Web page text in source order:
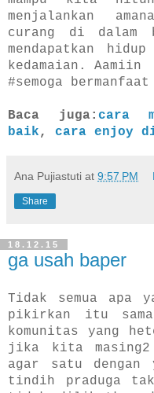
menjalankan
curang di dalam
mendapatkan
kedamaian. Aamiin
#semoga bermanfaat
Baca juga: cara
baik, cara enjoy
Ana Pujiastuti at 9:57 PM
Share
18.12.15
ga usah baper
Tidak semua apa
pikirkan itu
komunitas yang
jika kita masing2
agar satu
tindih praduga